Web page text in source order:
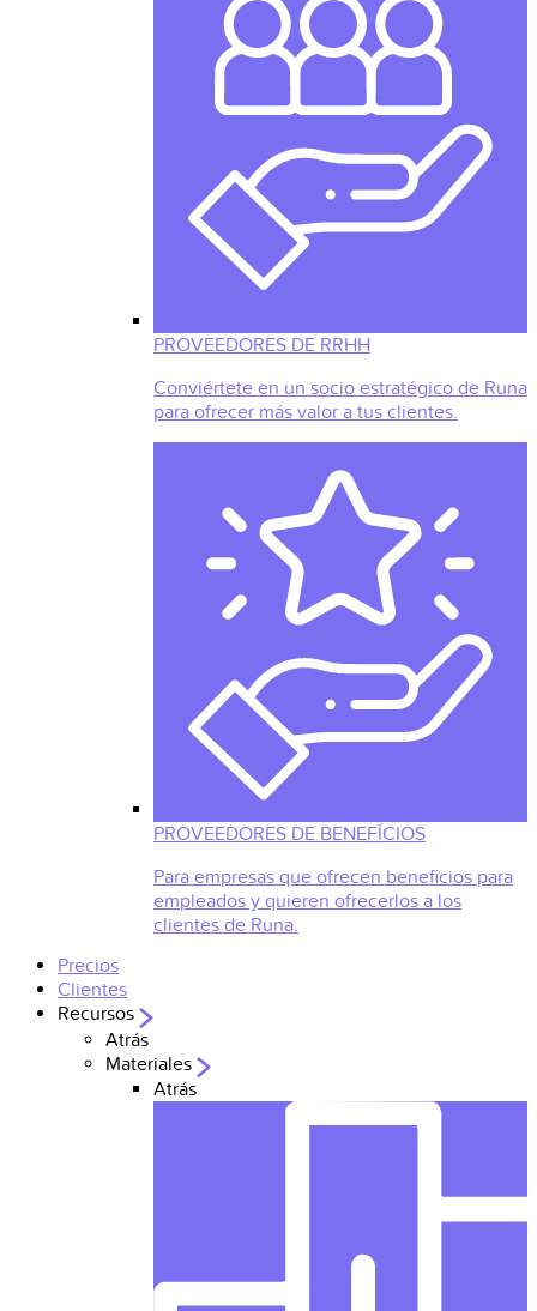
PROVEEDORES DE RRHH
Conviértete en un socio estratégico de Runa
para ofrecer más valor a tus clientes.
PROVEEDORES DE BENEFÍCIOS
Para empresas que ofrecen beneficios para
empleados y quieren ofrecerlos a los
clientes de Runa.
Precios
Clientes
Recursos
Atrás
Materiales
Atrás